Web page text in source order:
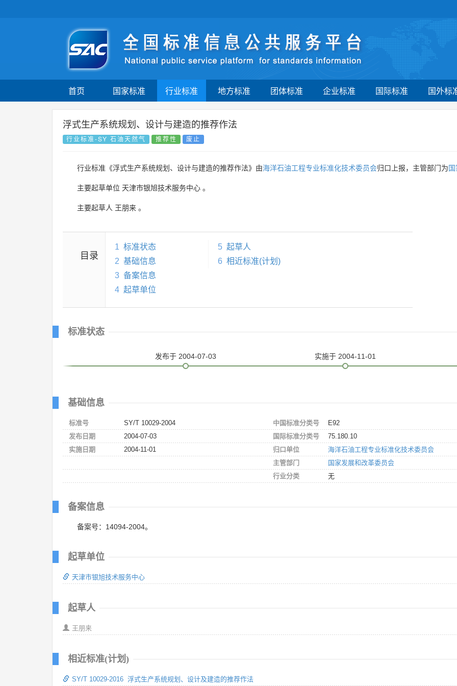
首页 国家标准 行业标准 地方标准 团体标准 企业标准 国际标准 国外标
浮式生产系统规划、设计与建造的推荐作法
行业标准-SY 石油天然气 推荐性 废止
行业标准《浮式生产系统规划、设计与建造的推荐作法》由海洋石油工程专业标准化技术委员会归口上报，主管部门为
主要起草单位 天津市银旭技术服务中心 。
主要起草人 王朋来 。
目录
1 标准状态
2 基础信息
3 备案信息
4 起草单位
5 起草人
6 相近标准(计划)
标准状态
发布于 2004-07-03 实施于 2004-11-01
基础信息
标准号
SY/T 10029-2004
发布日期
2004-07-03
实施日期
2004-11-01
中国标准分类号
E92
国际标准分类号
75.180.10
归口单位
海洋石油工程专业标准化技术委员会
主管部门
国家发展和改革委员会
行业分类
无
备案信息
备案号：14094-2004。
起草单位
天津市银旭技术服务中心
起草人
王朋来
相近标准(计划)
SY/T 10029-2016 浮式生产系统规划、设计及建造的推荐作法